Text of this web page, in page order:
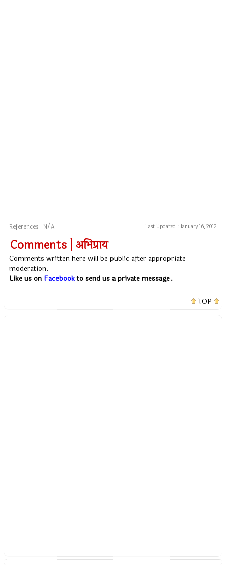
References : N/A Last Updated : January 16, 2012
Comments | अभिप्राय
Comments written here will be public after appropriate
moderation.
Like us on Facebookto send us a private message.
TOP